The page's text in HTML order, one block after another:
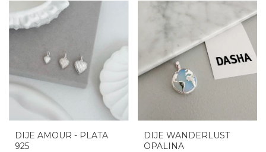
DIJE AMOUR - PLATA
925
DIJE WANDERLUST
OPALINA